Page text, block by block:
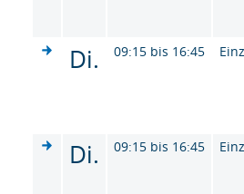
Di. 09:15 bis 16:45
Di. 09:15 bis 16:45